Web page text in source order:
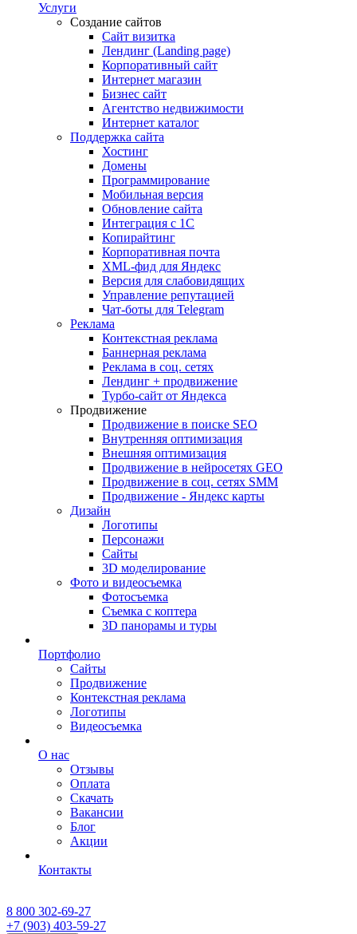
Услуги
Создание сайтов
Сайт визитка
Лендинг (Landing page)
Корпоративный сайт
Интернет магазин
Бизнес сайт
Агентство недвижимости
Интернет каталог
Поддержка сайта
Хостинг
Домены
Программирование
Мобильная версия
Обновление сайта
Интеграция с 1С
Копирайтинг
Корпоративная почта
XML-фид для Яндекс
Версия для слабовидящих
Управление репутацией
Чат-боты для Telegram
Реклама
Контекстная реклама
Баннерная реклама
Реклама в соц. сетях
Лендинг + продвижение
Турбо-сайт от Яндекса
Продвижение
Продвижение в поиске SEO
Внутренняя оптимизация
Внешняя оптимизация
Продвижение в нейросетях GEO
Продвижение в соц. сетях SMM
Продвижение - Яндекс карты
Дизайн
Логотипы
Персонажи
Сайты
3D моделирование
Фото и видеосъемка
Фотосъемка
Съемка с коптера
3D панорамы и туры
Портфолио
Сайты
Продвижение
Контекстная реклама
Логотипы
Видеосъемка
О нас
Отзывы
Оплата
Скачать
Вакансии
Блог
Акции
Контакты
8 800 302-69-27
+7 (903) 403-59-27